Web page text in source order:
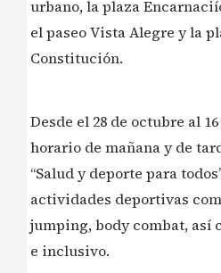
urbano, la plaza
el paseo Vista Alegre y la
Constitución.
Desde el 28 de octubre al
horario de mañana y de
“Salud y deporte para
actividades deportivas
jumping, body combat, así
e inclusivo.​